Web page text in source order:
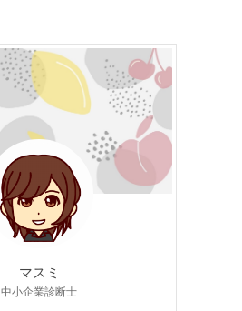
マスミ
中小企業診断士